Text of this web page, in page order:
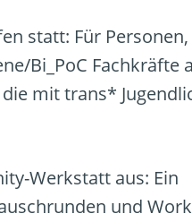
statt: Für
Bi_PoC Fachkräfte
mit trans*
Werkstatt aus: Ein
und